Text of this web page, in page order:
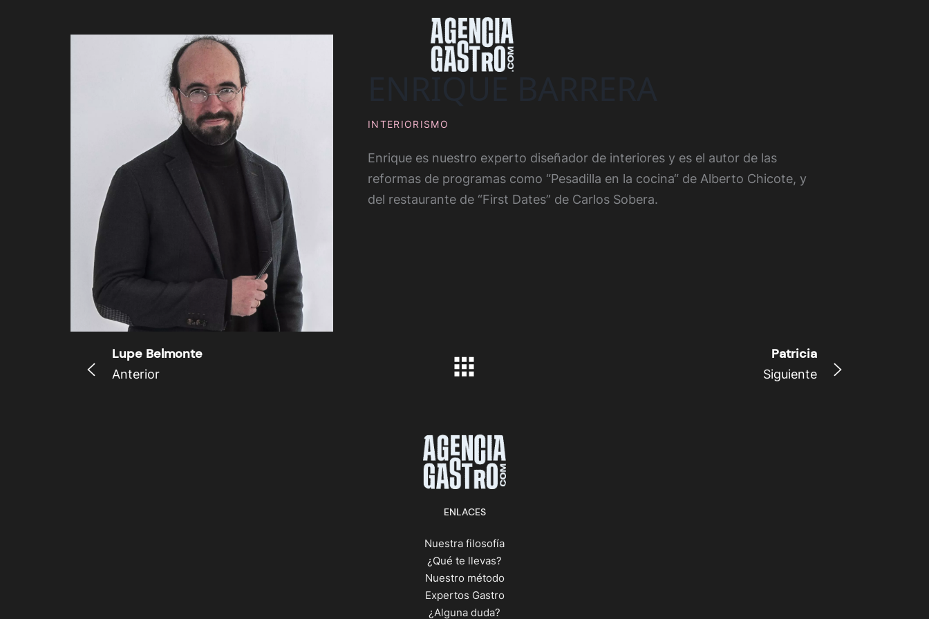
INTERIORISMO
Enrique es nuestro experto diseñador de interiores y es el autor de las
reformas de programas como “Pesadilla en la cocina“ de Alberto Chicote, y
del restaurante de “First Dates” de Carlos Sobera.
Lupe Belmonte
Anterior
Patricia
Siguiente
ENLACES
Nuestra filosofía
¿Qué te llevas?
Nuestro método
Expertos Gastro
¿Alguna duda?